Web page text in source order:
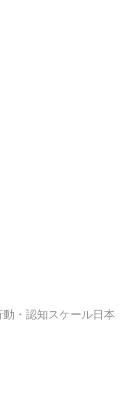
動・認知スケール日本